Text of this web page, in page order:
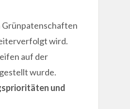
Grünpatenschaften
wird.
auf der
wurde.
und